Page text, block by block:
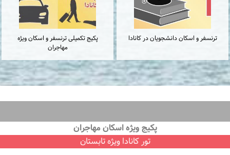
ترنسفر و اسكان دانشجويان در كانادا
پكيج تكميلى ترنسفر و اسكان ويژه
مهاجران
پكيج ويژه اسكان مهاجران
تور كانادا ویژه تابستان